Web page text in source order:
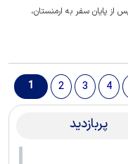
پایان سفر به ارمنستان،
1 2 3 4
پربازدید